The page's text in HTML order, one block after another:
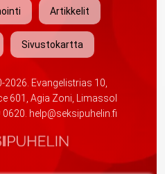
Artikkelit
Sivustokartta
2026. Evangelistrias 10,
601, Agia Zoni, Limassol
0620. help@seksipuhelin.fi